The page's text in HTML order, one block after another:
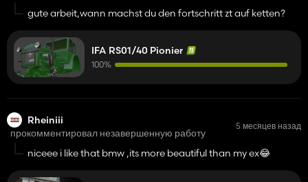
gute arbeit,wann machst du den fortschritt zt auf ketten?
IFA RS01/40 Pionier
100%
Rheiniii
прокомментировал незавершенную работу
5 месяцев назад
niceee i like that bmw ,its more beautiful than my ex😂